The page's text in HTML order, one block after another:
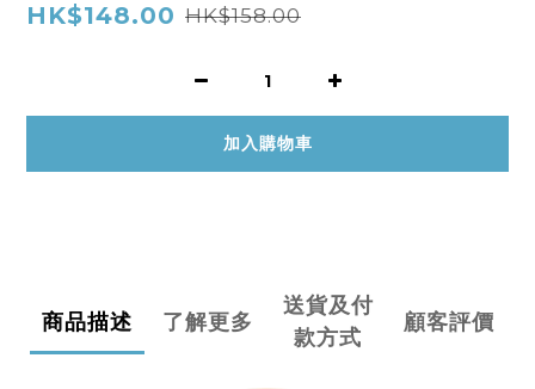
HK$148.00 HK$158.00
加入購物車
商品描述 了解更多
送貨及付
款方式
顧客評價